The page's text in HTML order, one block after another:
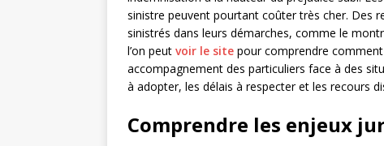
sinistre peuvent pourtant coûter très cher. Des
sinistrés dans leurs démarches, comme le
l’on peut voir le site pour comprendre
accompagnement des particuliers face à des
à adopter, les délais à respecter et les recours
Comprendre les enjeux